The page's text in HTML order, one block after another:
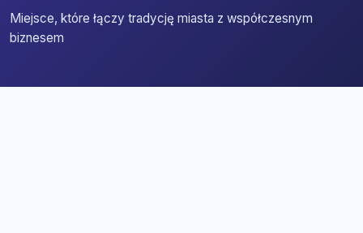
Miejsce, które łączy tradycję miasta z współczesnym
biznesem